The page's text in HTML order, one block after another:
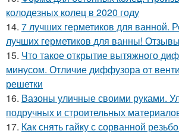
колодезных колец в 2020 году
14. 7 лучших герметиков для ванной.
лучших герметиков для ванны!
15. Что такое открытие вытяжного
минусом. Отличие диффузора от
решетки
16. Вазоны уличные своими руками.
подручных и строительных
17. Как снять гайку с сорванной